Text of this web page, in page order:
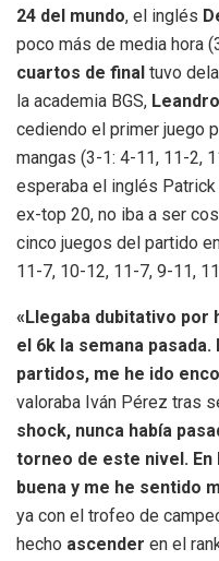
24 del mundo, el inglés
poco más de media hora
cuartos de final tuvo
la academia BGS,
cediendo el primer juego
mangas (3-1: 4-11, 11-2,
esperaba el inglés Patrick
ex-top 20, no iba a ser
cinco juegos del partido
11-7, 10-12, 11-7, 9-11,
«Llegaba dubitativo por
el 6k la semana pasada.
partidos, me he ido
valoraba Iván Pérez tras
shock, nunca había
torneo de este nivel. En
buena y me he sentido
ya con el trofeo de
hecho ascender en el